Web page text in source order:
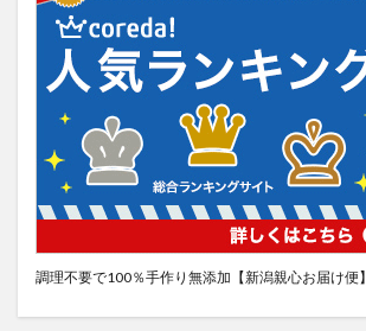
調理不要で100％手作り無添加【新潟親心お届け便】